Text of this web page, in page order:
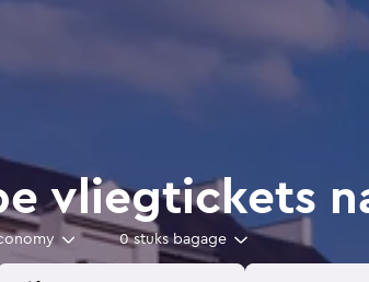
vliegtickets
0 stuks bagage